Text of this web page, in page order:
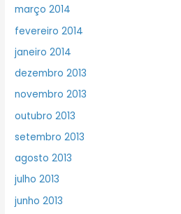
março 2014
fevereiro 2014
janeiro 2014
dezembro 2013
novembro 2013
outubro 2013
setembro 2013
agosto 2013
julho 2013
junho 2013